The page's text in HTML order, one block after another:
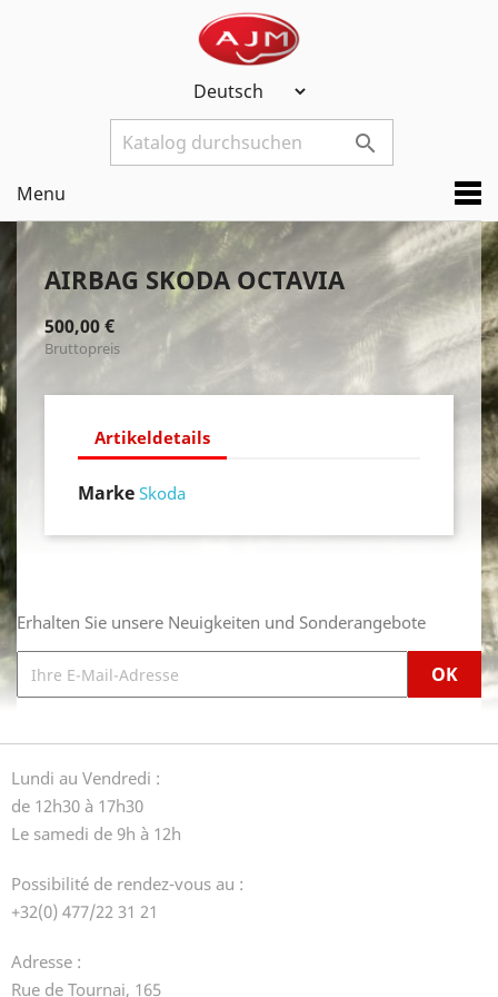

Menu
AIRBAG SKODA OCTAVIA
500,00 €
Bruttopreis
Artikeldetails
Marke Skoda
Erhalten Sie unsere Neuigkeiten und Sonderangebote
Lundi au Vendredi :
de 12h30 à 17h30
Le samedi de 9h à 12h
Possibilité de rendez-vous au :
+32(0) 477/22 31 21
Adresse :
Rue de Tournai, 165